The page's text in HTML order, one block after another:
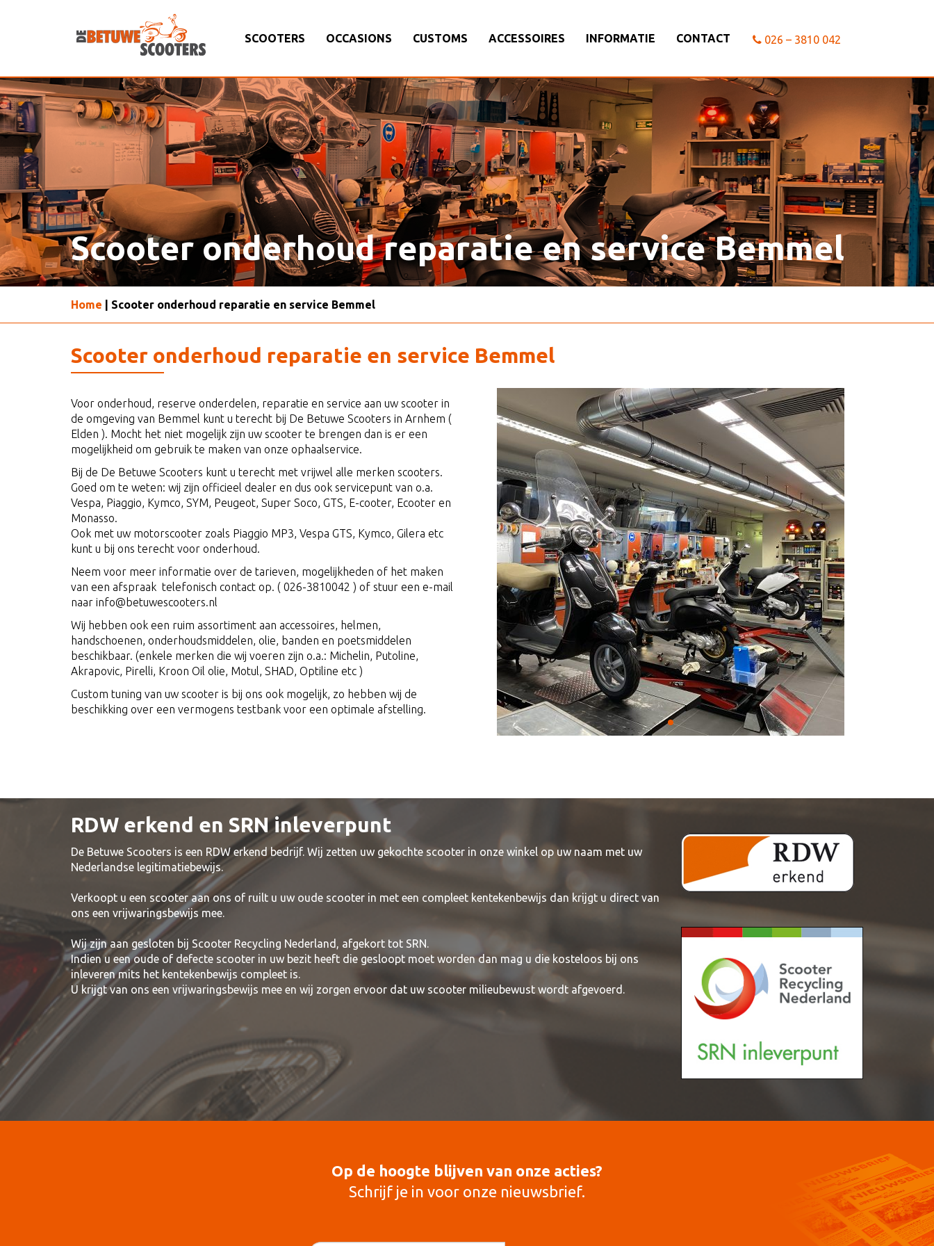
SCOOTERS OCCASIONS CUSTOMS ACCESSOIRES INFORMATIE CONTACT 026 – 3810 042
Scooter onderhoud reparatie en service Bemmel
Home | Scooter onderhoud reparatie en service Bemmel
Scooter onderhoud reparatie en service Bemmel
Voor onderhoud, reserve onderdelen, reparatie en service aan uw scooter in
de omgeving van Bemmel kunt u terecht bij De Betuwe Scooters in Arnhem (
Elden ). Mocht het niet mogelijk zijn uw scooter te brengen dan is er een
mogelijkheid om gebruik te maken van onze ophaalservice.
Bij de De Betuwe Scooters kunt u terecht met vrijwel alle merken scooters.
Goed om te weten: wij zijn officieel dealer en dus ook servicepunt van o.a.
Vespa, Piaggio, Kymco, SYM, Peugeot, Super Soco, GTS, E-cooter, Ecooter en
Monasso.
Ook met uw motorscooter zoals Piaggio MP3, Vespa GTS, Kymco, Gilera etc
kunt u bij ons terecht voor onderhoud.
Neem voor meer informatie over de tarieven, mogelijkheden of het maken
van een afspraak telefonisch contact op. ( 026-3810042 ) of stuur een e-mail
naar info@betuwescooters.nl
Wij hebben ook een ruim assortiment aan accessoires, helmen,
handschoenen, onderhoudsmiddelen, olie, banden en poetsmiddelen
beschikbaar. (enkele merken die wij voeren zijn o.a.: Michelin, Putoline,
Akrapovic, Pirelli, Kroon Oil olie, Motul, SHAD, Optiline etc )
Custom tuning van uw scooter is bij ons ook mogelijk, zo hebben wij de
beschikking over een vermogens testbank voor een optimale afstelling.
RDW erkend en SRN inleverpunt
De Betuwe Scooters is een RDW erkend bedrijf. Wij zetten uw gekochte scooter in onze winkel op uw naam met uw
Nederlandse legitimatiebewijs.
Verkoopt u een scooter aan ons of ruilt u uw oude scooter in met een compleet kentekenbewijs dan krijgt u direct van
ons een vrijwaringsbewijs mee.
Wij zijn aan gesloten bij Scooter Recycling Nederland, afgekort tot SRN.
Indien u een oude of defecte scooter in uw bezit heeft die gesloopt moet worden dan mag u die kosteloos bij ons
inleveren mits het kentekenbewijs compleet is.
U krijgt van ons een vrijwaringsbewijs mee en wij zorgen ervoor dat uw scooter milieubewust wordt afgevoerd.
Op de hoogte blijven van onze acties?
Schrijf je in voor onze nieuwsbrief.